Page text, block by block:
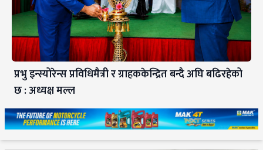
प्रभु इन्स्योरेन्स प्रविधिमैत्री र ग्राहककेन्द्रित बन्दै अघि बढिरहेको
छ : अध्यक्ष मल्ल